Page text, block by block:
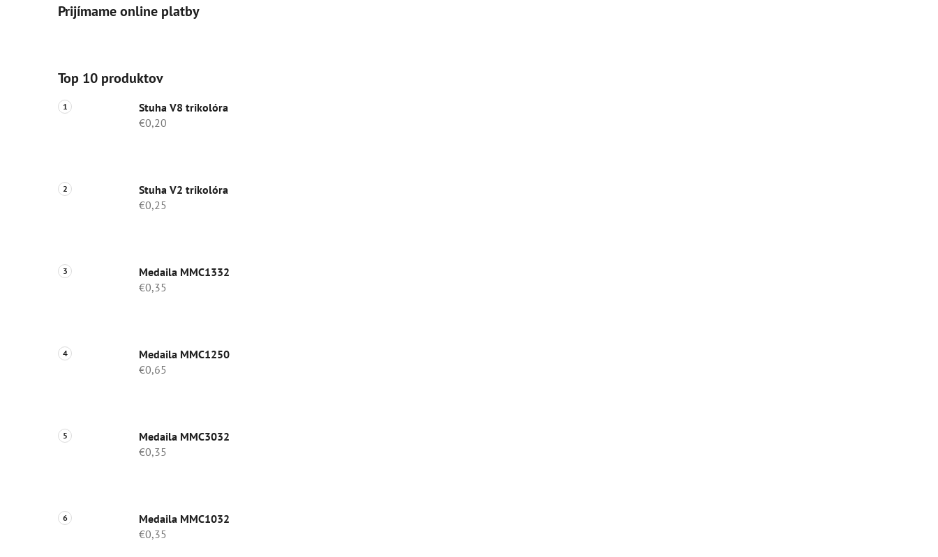
Prijímame online platby
Top 10 produktov
Stuha V8 trikolóra
€0,20
Stuha V2 trikolóra
€0,25
Medaila MMC1332
€0,35
Medaila MMC1250
€0,65
Medaila MMC3032
€0,35
Medaila MMC1032
€0,35